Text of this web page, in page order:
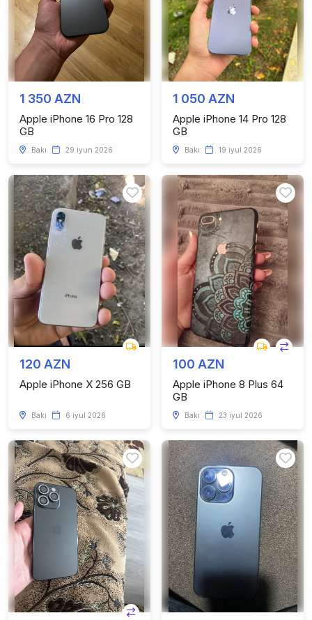
1 350 AZN
Apple iPhone 16 Pro 128
GB
Bakı 29 iyun 2026
1 050 AZN
Apple iPhone 14 Pro 128
GB
Bakı 19 iyul 2026
120 AZN
Apple iPhone X 256 GB
Bakı 6 iyul 2026
100 AZN
Apple iPhone 8 Plus 64
GB
Bakı 23 iyul 2026